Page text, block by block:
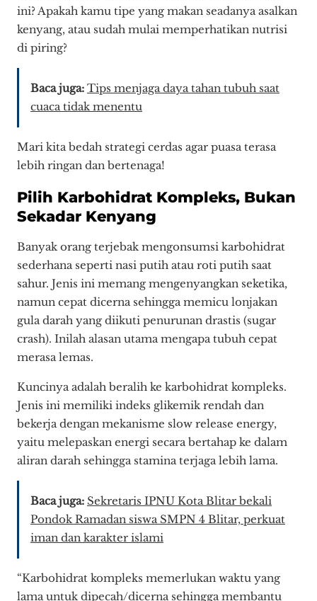
ini? Apakah kamu tipe yang makan seadanya asalkan
kenyang, atau sudah mulai memperhatikan nutrisi
di piring?
Baca juga: Tips menjaga daya tahan tubuh saat
cuaca tidak menentu
Mari kita bedah strategi cerdas agar puasa terasa
lebih ringan dan bertenaga!
Pilih Karbohidrat Kompleks, Bukan
Sekadar Kenyang
Banyak orang terjebak mengonsumsi karbohidrat
sederhana seperti nasi putih atau roti putih saat
sahur. Jenis ini memang mengenyangkan seketika,
namun cepat dicerna sehingga memicu lonjakan
gula darah yang diikuti penurunan drastis (sugar
crash). Inilah alasan utama mengapa tubuh cepat
merasa lemas.
Kuncinya adalah beralih ke karbohidrat kompleks.
Jenis ini memiliki indeks glikemik rendah dan
bekerja dengan mekanisme slow release energy,
yaitu melepaskan energi secara bertahap ke dalam
aliran darah sehingga stamina terjaga lebih lama.
Baca juga: Sekretaris IPNU Kota Blitar bekali
Pondok Ramadan siswa SMPN 4 Blitar, perkuat
iman dan karakter islami
“Karbohidrat kompleks memerlukan waktu yang
lama untuk dipecah/dicerna sehingga membantu